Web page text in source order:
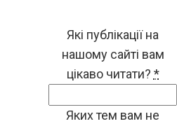
Які публікації на
нашому сайті вам
цікаво читати? *
Яких тем вам не